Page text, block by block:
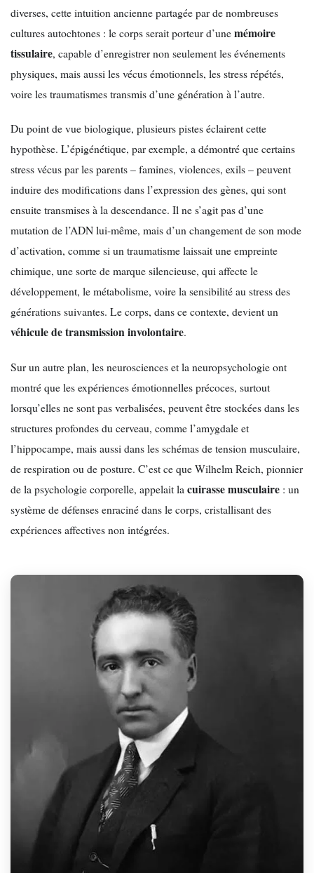
diverses, cette intuition ancienne partagée par de nombreuses
cultures autochtones : le corps serait porteur d’unemémoire
tissulaire, capable d’enregistrer non seulement les événements
physiques, mais aussi les vécus émotionnels, les stress répétés,
voire les traumatismes transmis d’une génération à l’autre.
Du point de vue biologique, plusieurs pistes éclairent cette
hypothèse. L’épigénétique, par exemple, a démontré que certains
stress vécus par les parents – famines, violences, exils – peuvent
induire des modifications dans l’expression des gènes, qui sont
ensuite transmises à la descendance. Il ne s’agit pas d’une
mutation de l’ADN lui-même, mais d’un changement de son mode
d’activation, comme si un traumatisme laissait une empreinte
chimique, une sorte de marque silencieuse, qui affecte le
développement, le métabolisme, voire la sensibilité au stress des
générations suivantes. Le corps, dans ce contexte, devient un
véhicule de transmission involontaire.
Sur un autre plan, les neurosciences et la neuropsychologie ont
montré que les expériences émotionnelles précoces, surtout
lorsqu’elles ne sont pas verbalisées, peuvent être stockées dans les
structures profondes du cerveau, comme l’amygdale et
l’hippocampe, mais aussi dans les schémas de tension musculaire,
de respiration ou de posture. C’est ce que Wilhelm Reich, pionnier
de la psychologie corporelle, appelait la cuirasse musculaire : un
système de défenses enraciné dans le corps, cristallisant des
expériences affectives non intégrées.